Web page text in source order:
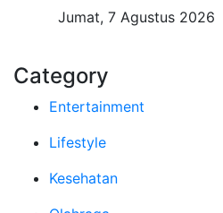
Jumat, 7 Agustus 2026
Category
Entertainment
Lifestyle
Kesehatan